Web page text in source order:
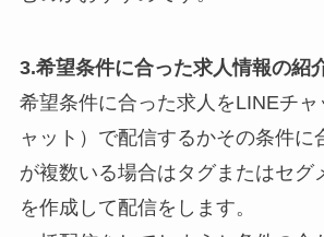
3.希望条件に合った求人情報の紹
希望条件に合った求人をLINEチ
ャット）で配信するかその条件に
が複数いる場合はタグまたはセグ
を作成して配信をします。